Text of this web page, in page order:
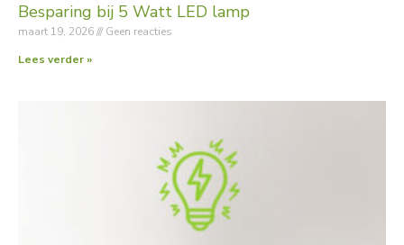
Besparing bij 5 Watt LED lamp
maart 19, 2026
Geen reacties
Lees verder »